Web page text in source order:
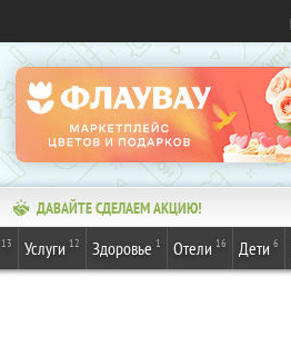
ДАВАЙТЕ СДЕЛАЕМ АКЦИЮ!
13 Услуги 12 Здоровье 1 Отели 16 Дети 6